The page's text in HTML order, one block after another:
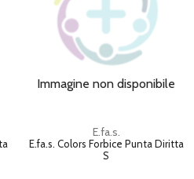
Immagine non disponibile
E.fa.s.
E.fa.s. Colors Forbice Punta Diritta
S